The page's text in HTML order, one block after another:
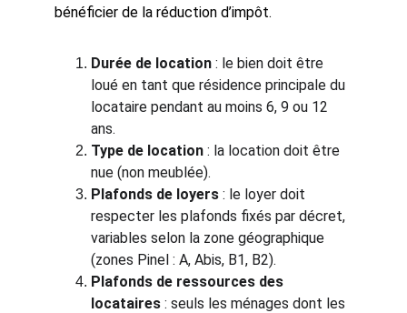
bénéficier de la réduction d’impôt.
Durée de location : le bien doit être
loué en tant que résidence principale du
locataire pendant au moins 6, 9 ou 12
ans.
Type de location : la location doit être
nue (non meublée).
Plafonds de loyers : le loyer doit
respecter les plafonds fixés par décret,
variables selon la zone géographique
(zones Pinel : A, Abis, B1, B2).
Plafonds de ressources des
locataires : seuls les ménages dont les